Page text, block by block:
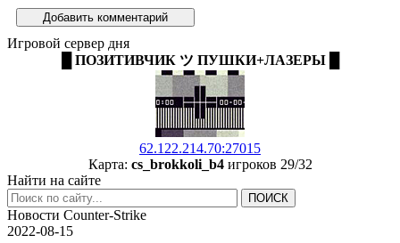
Добавить комментарий
Игровой сервер дня
█ ПОЗИТИВЧИК ツ ПУШКИ+ЛАЗЕРЫ █
62.122.214.70:27015
Карта: cs_brokkoli_b4игроков 29/32
Найти на сайте
Новости Counter-Strike
2022-08-15